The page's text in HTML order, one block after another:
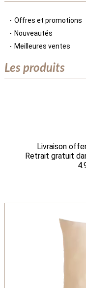
Offres et promotions
Nouveautés
Meilleures ventes
Les produits
Livraison
Retrait gratuit